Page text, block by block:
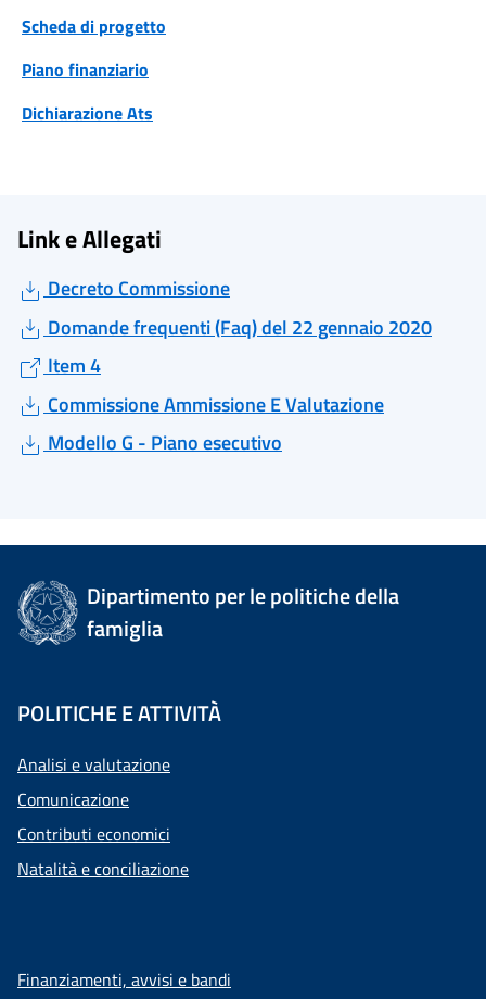
Scheda di progetto
Piano finanziario
Dichiarazione Ats
Link e Allegati
Decreto Commissione
Domande frequenti (Faq) del 22 gennaio 2020
Item 4
Commissione Ammissione E Valutazione
Modello G - Piano esecutivo
Dipartimento per le politiche della
famiglia
POLITICHE E ATTIVITÀ
Analisi e valutazione
Comunicazione
Contributi economici
Natalità e conciliazione
Finanziamenti, avvisi e bandi